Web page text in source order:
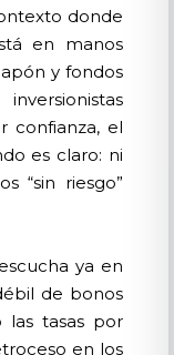
donde
en manos
y fondos
confianza, el
es claro: ni
“sin riesgo”
ya en
de bonos
las tasas por
en los